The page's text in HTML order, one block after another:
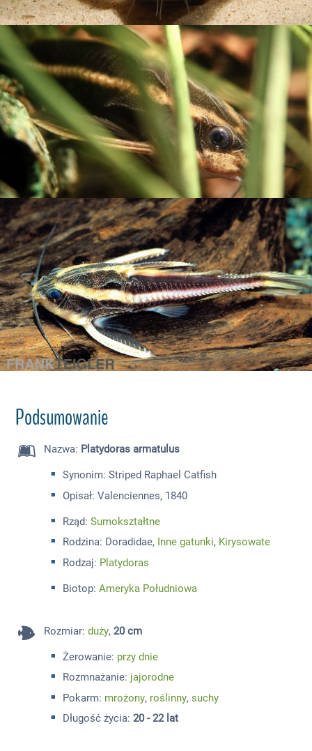
Podsumowanie
Nazwa: Platydoras armatulus
Synonim: Striped Raphael Catfish
Opisał: Valenciennes, 1840
Rząd: Sumokształtne
Rodzina: Doradidae, Inne gatunki, Kirysowate
Rodzaj: Platydoras
Biotop: Ameryka Południowa
Rozmiar:duży,20 cm
Żerowanie: przy dnie
Rozmnażanie: jajorodne
Pokarm: mrożony, roślinny, suchy
Długość życia: 20 - 22 lat